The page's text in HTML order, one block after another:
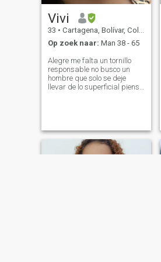
Vivi
33 • Cartagena, Bolívar, Colombia
Op zoek naar: Man 38 - 65
Alegre me falta un tornillo
responsable no busco un
hombre que solo se deje
llevar de lo superficial pienso
imperfecciones pero real
honesta leal mi.mayor sue